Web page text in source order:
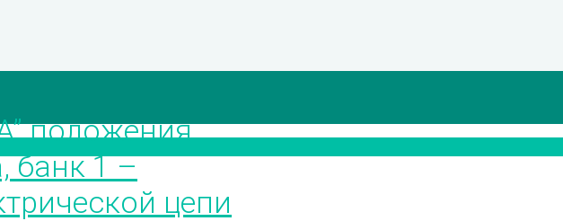
положения
банк 1 –
цепи